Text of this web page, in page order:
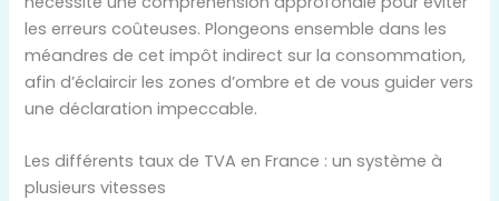
les erreurs coûteuses. Plongeons ensemble dans les
méandres de cet impôt indirect sur la consommation,
afin d’éclaircir les zones d’ombre et de vous guider vers
une déclaration impeccable.
Les différents taux de TVA en France : un système à
plusieurs vitesses